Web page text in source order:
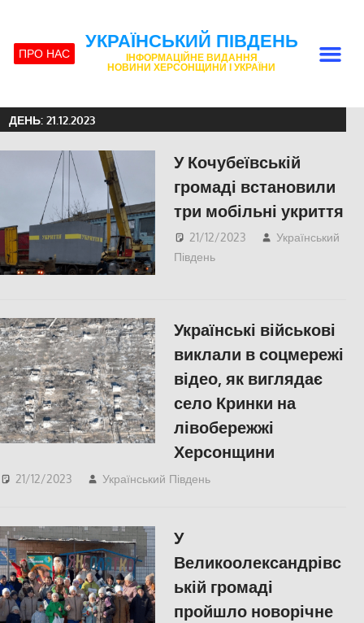
ПРО НАС
УКРАЇНСЬКИЙ ПІВДЕНЬ
ІНФОРМАЦІЙНЕ ВИДАННЯ
НОВИНИ ХЕРСОНЩИНИ І УКРАЇНИ
ДЕНЬ:21.12.2023
У Кочубеївській
громаді встановили
три мобільні укриття
21/12/2023
Український
Південь
Українські військові
виклали в соцмережі
відео, як виглядає
село Кринки на
лівобережжі
Херсонщини
21/12/2023 Український Південь
У
Великоолександрівс
ькій громаді
пройшло новорічне